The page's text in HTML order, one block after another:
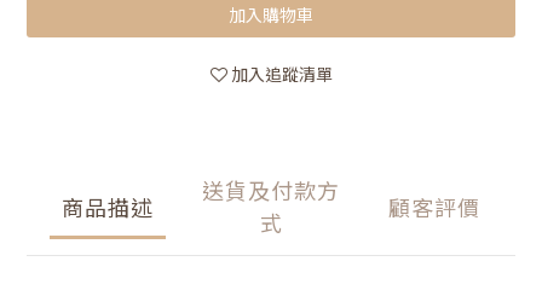
加入購物車
加入追蹤清單
商品描述
送貨及付款方
式
顧客評價